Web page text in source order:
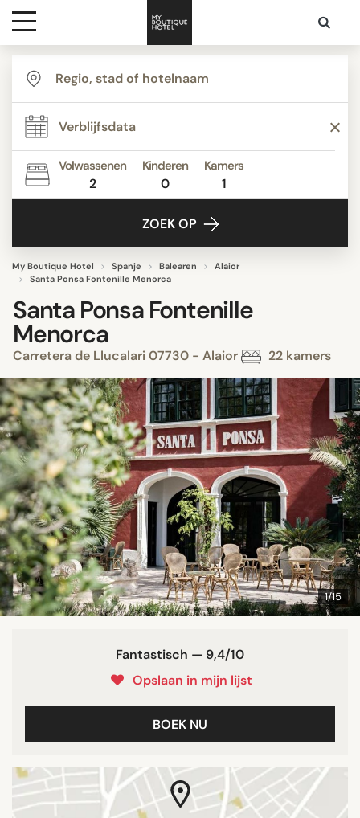
Bestemmingen
Hoteltypes
Contact
Volwassenen
2
Kinderen
0
Kamers
1
ZOEK OP
My Boutique Hotel Spanje Balearen
Alaior
Santa Ponsa Fontenille Menorca
Santa Ponsa Fontenille
Menorca
Carretera de Llucalari 07730 - Alaior 22 kamers
1/15
Fantastisch — 9,4/10
Opslaan in mijn lijst
BOEK NU